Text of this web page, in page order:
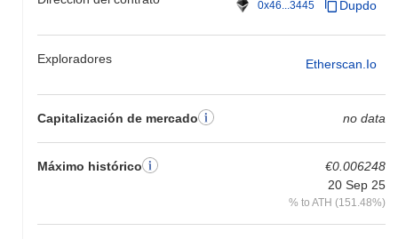
0x46...3445 Dupdo
Exploradores Etherscan.io
Capitalización de mercado no data
Máximo histórico
€0.006248
20 Sep 25
% to ATH (151.48%)